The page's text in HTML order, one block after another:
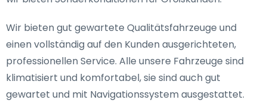
Wir bieten gut gewartete Qualitätsfahrzeuge und
einen vollständig auf den Kunden ausgerichteten,
professionellen Service. Alle unsere Fahrzeuge sind
klimatisiert und komfortabel, sie sind auch gut
gewartet und mit Navigationssystem ausgestattet.